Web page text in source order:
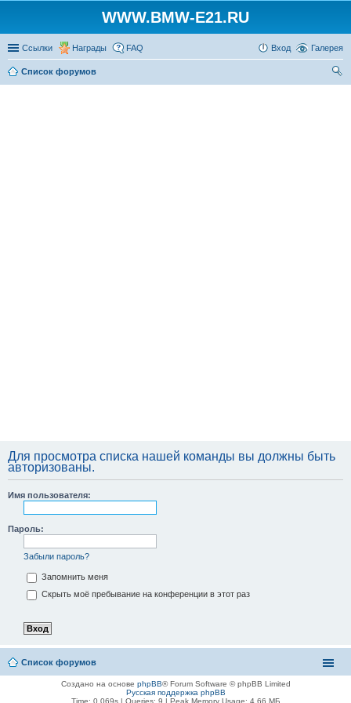
WWW.BMW-E21.RU
Ссылки Награды Галерея
FAQ Вход
Список форумов
Для просмотра списка нашей команды вы должны быть
авторизованы.
Имя пользователя:
Пароль:
Забыли пароль?
Запомнить меня
Скрыть моё пребывание на конференции в этот раз
Список форумов
Создано на основе phpBB® Forum Software © phpBB Limited
Русская поддержка phpBB
Time: 0.069s| Queries: 9 | Peak Memory Usage: 4.66 МБ